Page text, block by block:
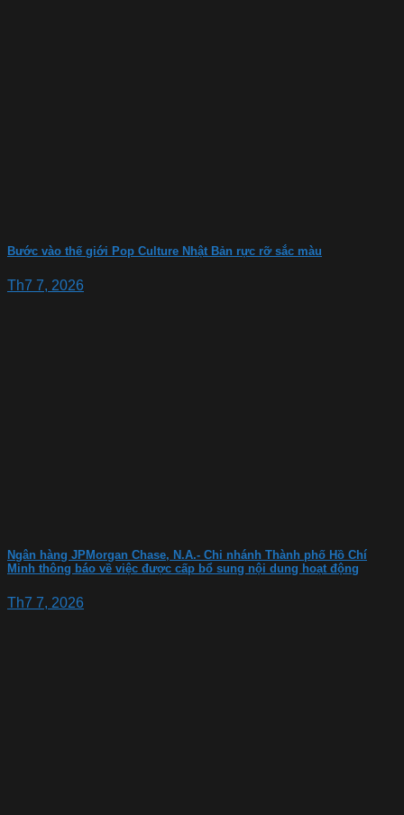
Bước vào thế giới Pop Culture Nhật Bản rực rỡ sắc màu
Th7 7, 2026
Ngân hàng JPMorgan Chase, N.A.- Chi nhánh Thành phố Hồ Chí
Minh thông báo về việc được cấp bổ sung nội dung hoạt động
Th7 7, 2026